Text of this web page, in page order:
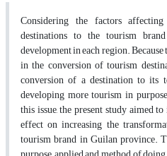
Considering the factors
destinations to the tourism
development in each region.
in the conversion of tourism
conversion of a destination to
developing more tourism in
this issue, the present study aimed
effect on increasing the
tourism brand in Guilan province.